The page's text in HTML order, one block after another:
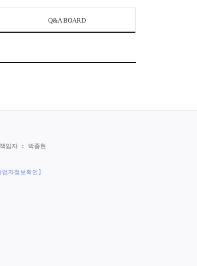
Q&A BOARD
임자 : 박종현
업자정보확인]